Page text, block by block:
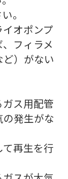
。
オポンプ
フィラメ
）がない
ス用配管
発生がな
再生を行